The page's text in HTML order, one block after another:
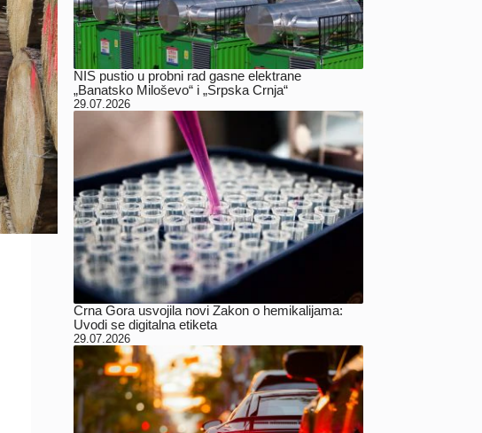
NIS pustio u probni rad gasne elektrane
„Banatsko Miloševo“ i „Srpska Crnja“
29.07.2026
Crna Gora usvojila novi Zakon o hemikalijama:
Uvodi se digitalna etiketa
29.07.2026